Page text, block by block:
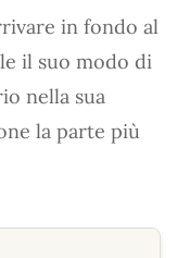
in fondo al
il suo modo di
nella sua
la parte più